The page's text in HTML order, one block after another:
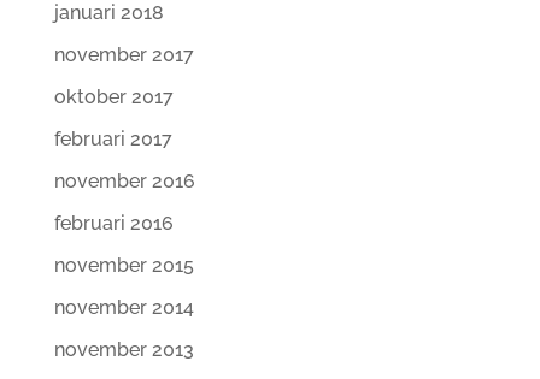
januari 2018
november 2017
oktober 2017
februari 2017
november 2016
februari 2016
november 2015
november 2014
november 2013